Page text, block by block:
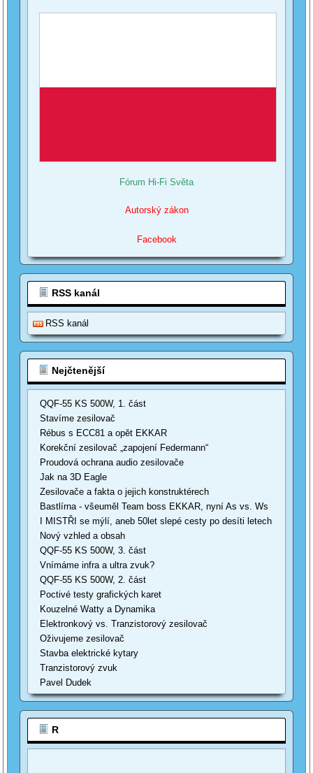
Fórum Hi-Fi Světa
Autorský zákon
Facebook
RSS kanál
RSS kanál
Nejčtenější
QQF-55 KS 500W, 1. část
Stavíme zesilovač
Rébus s ECC81 a opět EKKAR
Korekční zesilovač „zapojení Federmann“
Proudová ochrana audio zesilovače
Jak na 3D Eagle
Zesilovače a fakta o jejich konstruktérech
Bastlírna - všeuměl Team boss EKKAR, nyní As vs. Ws
I MISTŘI se mýlí, aneb 50let slepé cesty po desíti letech
Nový vzhled a obsah
QQF-55 KS 500W, 3. část
Vnímáme infra a ultra zvuk?
QQF-55 KS 500W, 2. část
Poctivé testy grafických karet
Kouzelné Watty a Dynamika
Elektronkový vs. Tranzistorový zesilovač
Oživujeme zesilovač
Stavba elektrické kytary
Tranzistorový zvuk
Pavel Dudek
R